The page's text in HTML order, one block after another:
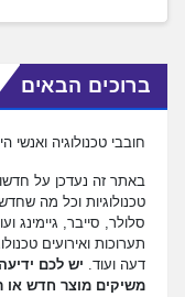
ברוכים הבאים
חובבי טכנולוגיה ואנשי
באתר זה נעדכן על
סלולר, סייבר, גיימינג
תערוכות ואירועים
דעה ועוד. יש לכם
משיקים מוצר חדש או